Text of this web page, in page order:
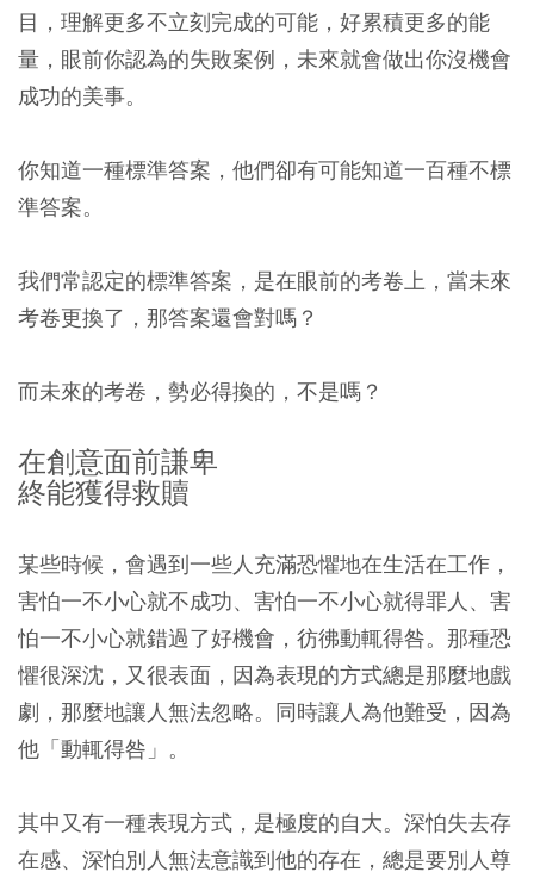
目，理解更多不立刻完成的可能，好累積更多的能
量，眼前你認為的失敗案例，未來就會做出你沒機會
成功的美事。
你知道一種標準答案，他們卻有可能知道一百種不標
準答案。
我們常認定的標準答案，是在眼前的考卷上，當未來
考卷更換了，那答案還會對嗎？
而未來的考卷，勢必得換的，不是嗎？
在創意面前謙卑
終能獲得救贖
某些時候，會遇到一些人充滿恐懼地在生活在工作，
害怕一不小心就不成功、害怕一不小心就得罪人、害
怕一不小心就錯過了好機會，彷彿動輒得咎。那種恐
懼很深沈，又很表面，因為表現的方式總是那麼地戲
劇，那麼地讓人無法忽略。同時讓人為他難受，因為
他「動輒得咎」。
其中又有一種表現方式，是極度的自大。深怕失去存
在感、深怕別人無法意識到他的存在，總是要別人尊